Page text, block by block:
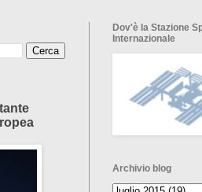
Dov'è la Stazione
Internazionale
Archivio blog